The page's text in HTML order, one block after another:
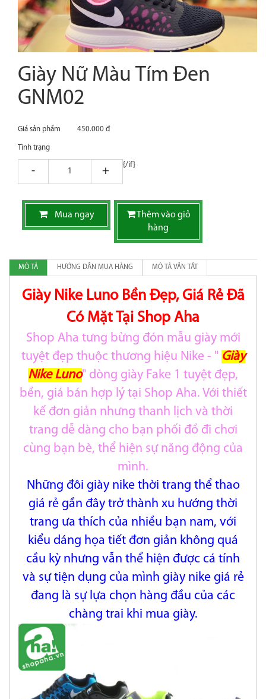
Giày Nữ Màu Tím Đen
GNM02
Giá sản phẩm 450.000 đ
Tình trạng
giam tang
{/if}
Mua ngay
Thêm vào giỏ
hàng
MÔ TẢ HƯỚNG DẪN MUA HÀNG MÔ TẢ VẮN TẮT
Giày Nike Luno Bền Đẹp, Giá Rẻ Đã
Có Mặt Tại Shop Aha
Shop Aha tưng bừng đón mẫu giày mới
tuyệt đẹp thuộc thương hiệu Nike - " Giày
Nike Luno" dòng giày Fake 1 tuyệt đẹp,
bền, giá bán hợp lý tại Shop Aha. Với thiết
kế đơn giản nhưng thanh lịch và thời
trang dễ dàng cho bạn phối đồ đi chơi
cùng bạn bè, thể hiện sự năng động của
mình.
Những đôi giày nike thời trang thể thao
giá rẻ gần đây trở thành xu hướng thời
trang ưa thích của nhiều bạn nam, với
kiểu dáng họa tiết đơn giản không quá
cầu kỳ nhưng vẫn thể hiện được cá tính
và sự tiện dụng của mình giày nike giá rẻ
đang là sự lựa chọn hàng đầu của các
chàng trai khi mua giày.